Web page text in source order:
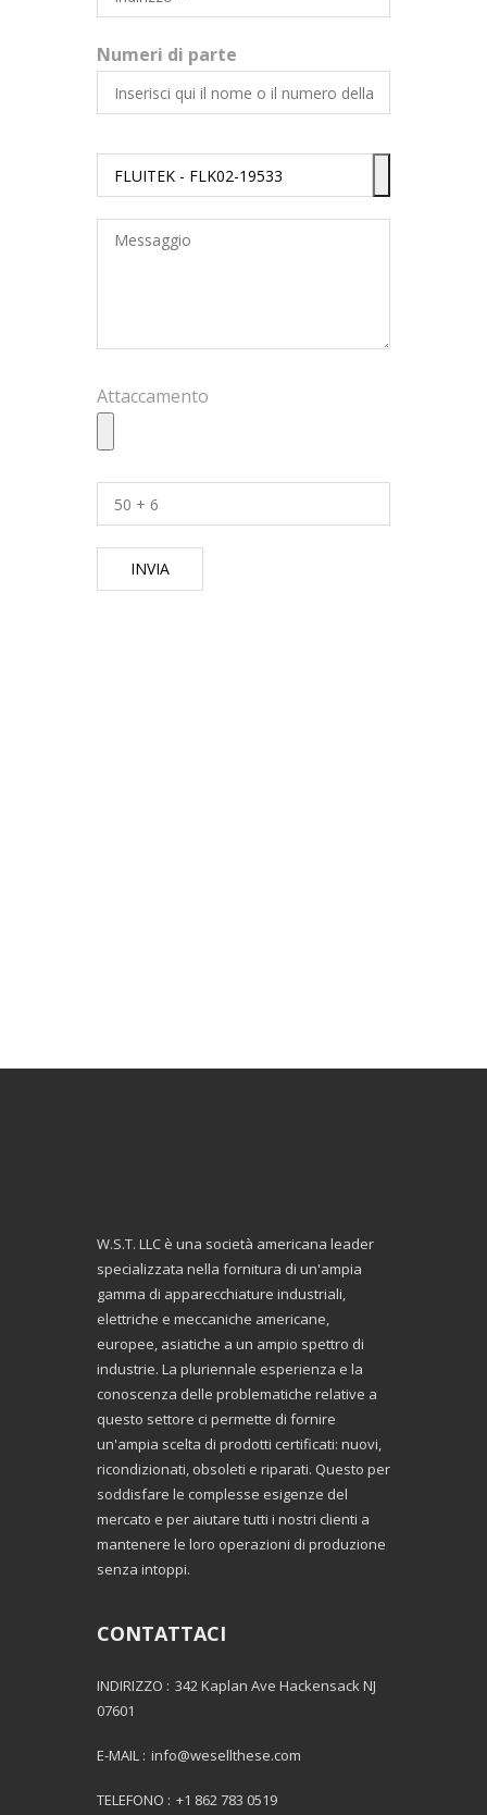
Numeri di parte
Attaccamento
W.S.T. LLC è una società americana leader
specializzata nella fornitura di un'ampia
gamma di apparecchiature industriali,
elettriche e meccaniche americane,
europee, asiatiche a un ampio spettro di
industrie. La pluriennale esperienza e la
conoscenza delle problematiche relative a
questo settore ci permette di fornire
un'ampia scelta di prodotti certificati: nuovi,
ricondizionati, obsoleti e riparati. Questo per
soddisfare le complesse esigenze del
mercato e per aiutare tutti i nostri clienti a
mantenere le loro operazioni di produzione
senza intoppi.
CONTATTACI
INDIRIZZO : 342 Kaplan Ave Hackensack NJ
07601
E-MAIL : info@wesellthese.com
TELEFONO : +1 862 783 0519